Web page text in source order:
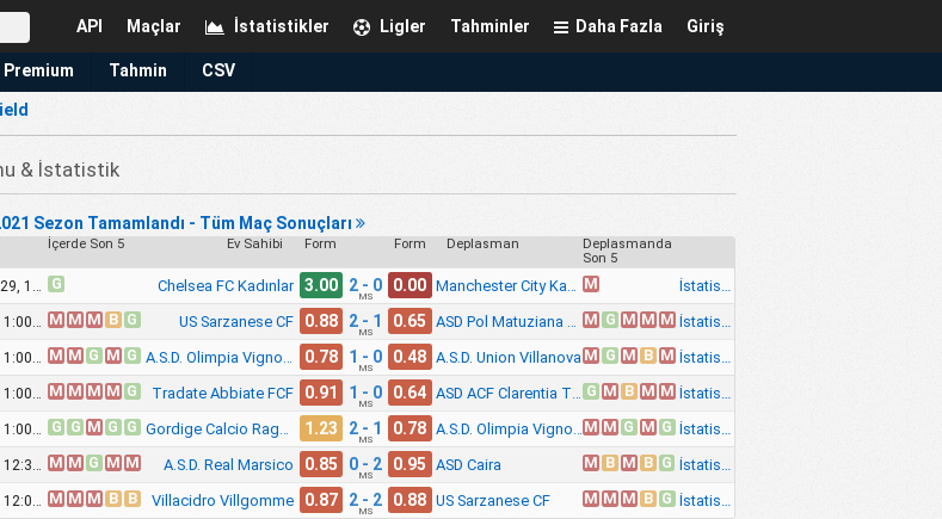
Giriş
Daha Fazla
Tahminler
Ligler
İstatistikler
Maçlar
API
Premium Tahmin CSV
& İstatistik
Sezon Tamamlandı - Tüm Maç Sonuçları
İçerde Son 5 Ev Sahibi Form Form Deplasman
Deplasmanda
Son 5
August/29, 11:30am G Chelsea FC Kadınlar 3.00 2 - 0
MS
0.00 Manchester City Kadınlar M İstatistik
May/19, 1:00pm M M M B G US Sarzanese CF 0.88 2 - 1
MS
0.65 ASD Pol Matuziana Sanremo M G M M M İstatistik
May/19, 1:00pm M M G M G A.S.D. Olimpia Vignola 0.78 1 - 0
MS
0.48 A.S.D. Union Villanova M G M B M İstatistik
May/12, 1:00pm M M M M G Tradate Abbiate FCF 0.91 1 - 0
MS
0.64 ASD ACF Clarentia Trento G M B M M İstatistik
May/12, 1:00pm G G M G G Gordige Calcio Ragazze 1.23 2 - 1
MS
0.78 A.S.D. Olimpia VignolaM M G M G İstatistik
May/12, 12:30pm M M G M M A.S.D. Real Marsico 0.85 0 - 2
MS
0.95 ASD Caira M B M B G İstatistik
May/12, 12:00pm M M M B B Villacidro Villgomme 0.87 2 - 2
MS
0.88 US Sarzanese CF M M M B G İstatistik